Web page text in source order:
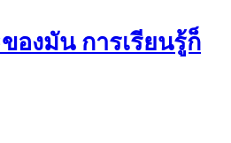
องมัน การเรียนรู้ก็